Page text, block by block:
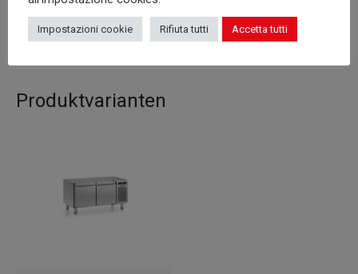
Korpus 480
Produktvarianten
Impostazioni cookie Rifiuta tutti Accetta tutti